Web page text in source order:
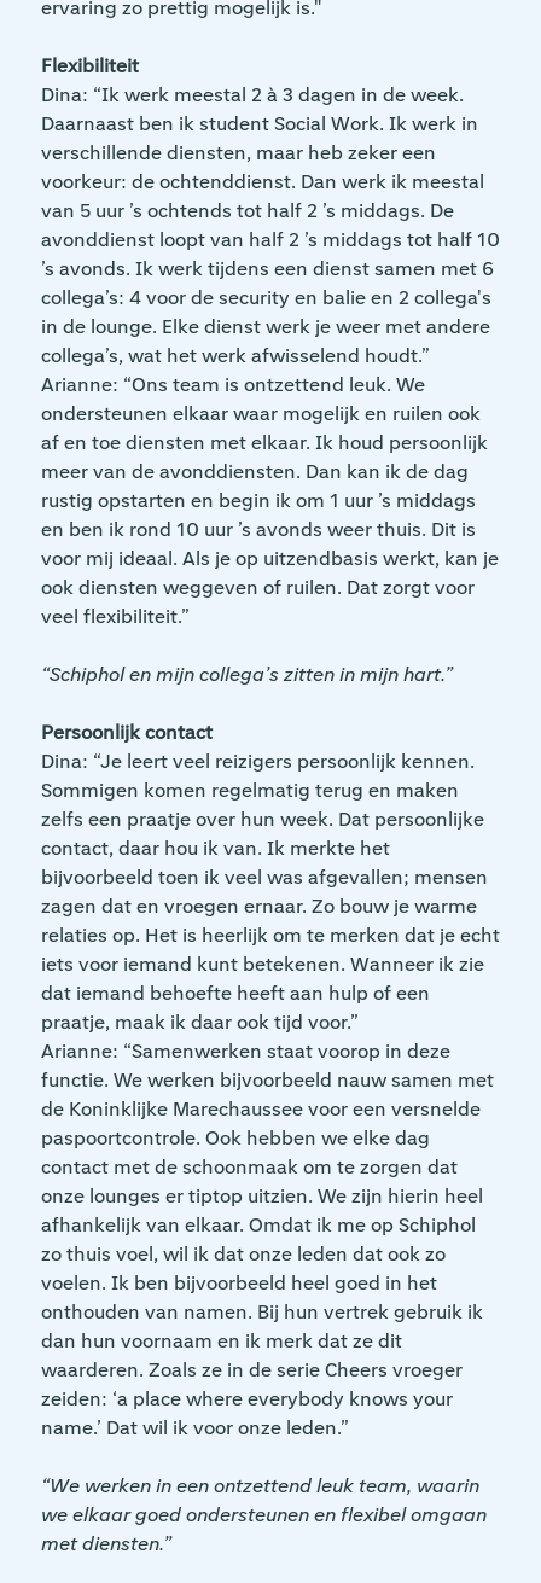
ervaring zo prettig mogelijk is."
Flexibiliteit
Dina: “Ik werk meestal 2 à 3 dagen in de week.
Daarnaast ben ik student Social Work. Ik werk in
verschillende diensten, maar heb zeker een
voorkeur: de ochtenddienst. Dan werk ik meestal
van 5 uur ’s ochtends tot half 2 ’s middags. De
avonddienst loopt van half 2 ’s middags tot half 10
’s avonds. Ik werk tijdens een dienst samen met 6
collega’s: 4 voor de security en balie en 2 collega's
in de lounge. Elke dienst werk je weer met andere
collega’s, wat het werk afwisselend houdt.”
Arianne: “Ons team is ontzettend leuk. We
ondersteunen elkaar waar mogelijk en ruilen ook
af en toe diensten met elkaar. Ik houd persoonlijk
meer van de avonddiensten. Dan kan ik de dag
rustig opstarten en begin ik om 1 uur ’s middags
en ben ik rond 10 uur ’s avonds weer thuis. Dit is
voor mij ideaal. Als je op uitzendbasis werkt, kan je
ook diensten weggeven of ruilen. Dat zorgt voor
veel flexibiliteit.”
“Schiphol en mijn collega’s zitten in mijn hart.”
Persoonlijk contact
Dina: “Je leert veel reizigers persoonlijk kennen.
Sommigen komen regelmatig terug en maken
zelfs een praatje over hun week. Dat persoonlijke
contact, daar hou ik van. Ik merkte het
bijvoorbeeld toen ik veel was afgevallen; mensen
zagen dat en vroegen ernaar. Zo bouw je warme
relaties op. Het is heerlijk om te merken dat je echt
iets voor iemand kunt betekenen. Wanneer ik zie
dat iemand behoefte heeft aan hulp of een
praatje, maak ik daar ook tijd voor.”
Arianne: “Samenwerken staat voorop in deze
functie. We werken bijvoorbeeld nauw samen met
de Koninklijke Marechaussee voor een versnelde
paspoortcontrole. Ook hebben we elke dag
contact met de schoonmaak om te zorgen dat
onze lounges er tiptop uitzien. We zijn hierin heel
afhankelijk van elkaar. Omdat ik me op Schiphol
zo thuis voel, wil ik dat onze leden dat ook zo
voelen. Ik ben bijvoorbeeld heel goed in het
onthouden van namen. Bij hun vertrek gebruik ik
dan hun voornaam en ik merk dat ze dit
waarderen. Zoals ze in de serie Cheers vroeger
zeiden: ‘a place where everybody knows your
name.’ Dat wil ik voor onze leden.”
“We werken in een ontzettend leuk team, waarin
we elkaar goed ondersteunen en flexibel omgaan
met diensten.”